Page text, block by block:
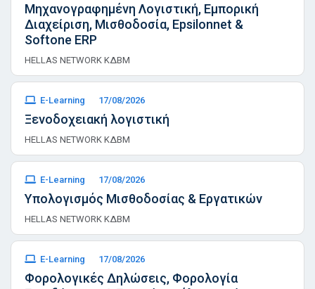
Μηχανογραφημένη Λογιστική, Εμπορική
Διαχείριση, Μισθοδοσία, Epsilonnet &
Softone ERP
HELLAS NETWORK ΚΔΒΜ
E-Learning 17/08/2026
Ξενοδοχειακή λογιστική
HELLAS NETWORK ΚΔΒΜ
E-Learning 17/08/2026
Υπολογισμός Μισθοδοσίας & Εργατικών
HELLAS NETWORK ΚΔΒΜ
E-Learning 17/08/2026
Φορολογικές Δηλώσεις, Φορολογία